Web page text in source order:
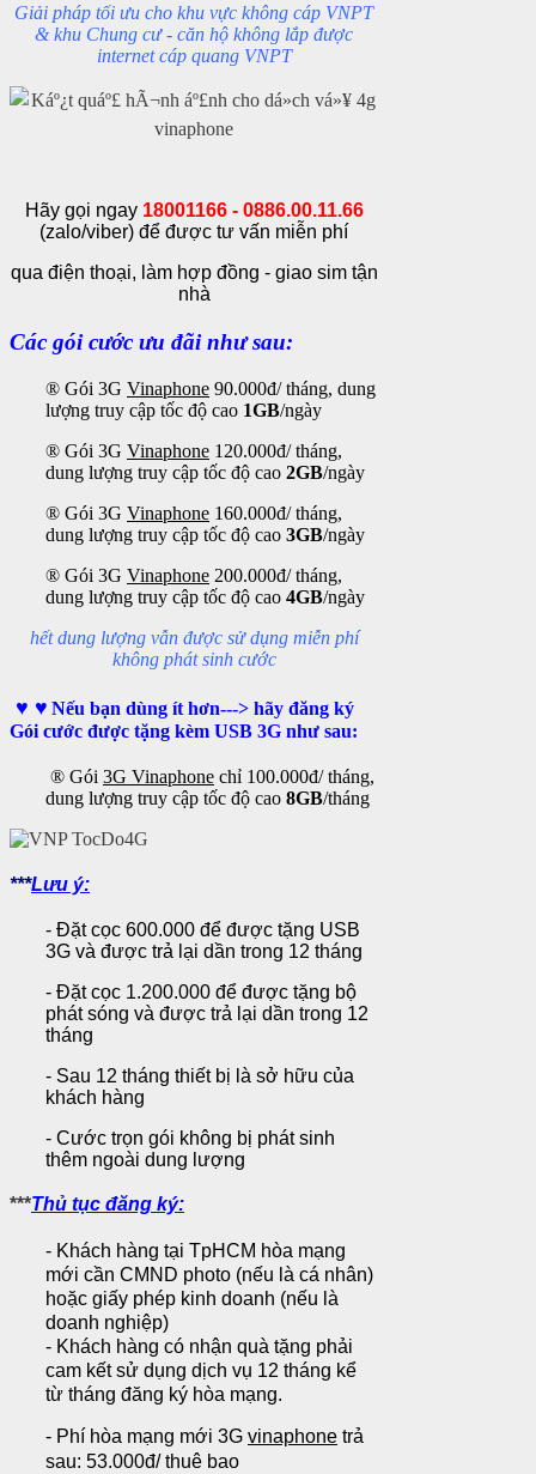
Giải pháp tối ưu cho khu vực không cáp VNPT
& khu Chung cư - căn hộ không lắp được
internet cáp quang VNPT
Hãy gọi ngay 18001166 - 0886.00.11.66
(zalo/viber) để được tư vấn miễn phí
qua điện thoại, làm hợp đồng - giao sim tận
nhà
Các gói cước ưu đãi như sau:
® Gói 3G Vinaphone 90.000đ/ tháng, dung
lượng truy cập tốc độ cao 1GB/ngày
® Gói 3G Vinaphone 120.000đ/ tháng,
dung lượng truy cập tốc độ cao 2GB/ngày
® Gói 3G Vinaphone 160.000đ/ tháng,
dung lượng truy cập tốc độ cao 3GB/ngày
® Gói 3G Vinaphone 200.000đ/ tháng,
dung lượng truy cập tốc độ cao 4GB/ngày
hết dung lượng vẫn được sử dụng miễn phí
không phát sinh cước
♥ ♥ Nếu bạn dùng ít hơn---> hãy đăng ký
Gói cước được tặng kèm USB 3G như sau:
® Gói 3G Vinaphone chỉ 100.000đ/ tháng,
dung lượng truy cập tốc độ cao 8GB/tháng
***Lưu ý:
- Đặt cọc 600.000 để được tặng USB
3G và được trả lại dần trong 12 tháng
- Đặt cọc 1.200.000 để được tặng bộ
phát sóng và được trả lại dần trong 12
tháng
- Sau 12 tháng thiết bị là sở hữu của
khách hàng
- Cước trọn gói không bị phát sinh
thêm ngoài dung lượng
***Thủ tục đăng ký:
- Khách hàng tại TpHCM hòa mạng
mới cần CMND photo (nếu là cá nhân)
hoặc giấy phép kinh doanh (nếu là
doanh nghiệp)
- Khách hàng có nhận quà tặng phải
cam kết sử dụng dịch vụ 12 tháng kể
từ tháng đăng ký hòa mạng.
- Phí hòa mạng mới 3G vinaphone trả
sau: 53.000đ/ thuê bao